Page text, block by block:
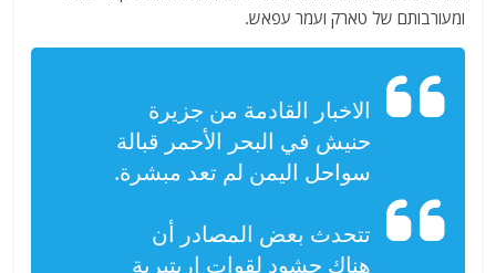
ומעורבותם של טארק ועמר עפאש.
الاخبار القادمة من جزيرة
حنيش في البحر الأحمر قبالة
سواحل اليمن لم تعد مبشرة.
تتحدث بعض المصادر أن
هناك حشود لقوات إريتيرية